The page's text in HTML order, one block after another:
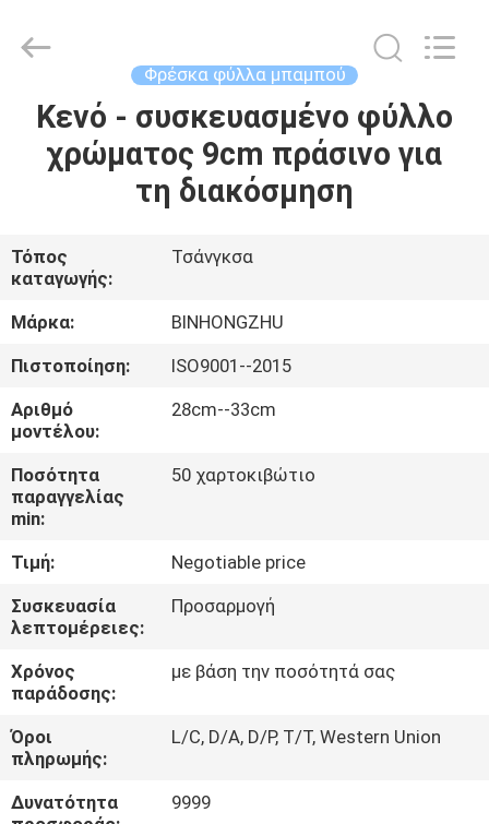
ΣΠΊΤΙ
ΠΡΟΪΌΝΤΑ
ΠΕΡΊΠΟΥ
ΕΜΕΊΣ
ΓΎΡΟΣ
ΕΡΓΟΣΤΑΣΊΩΝ
ΠΟΙΟΤΙΚΌΣ
ΈΛΕΓΧΟΣ
ΜΑΣ
ΕΛΆΤΕ
ΕΠΑΦΉ
ΜΕ
ΕΙΔΉΣΕΙΣ
and
Export
Reserved.
Φρέσκα φύλλα μπαμπού
Κενό - συσκευασμένο φύλλο
χρώματος 9cm πράσινο για
τη διακόσμηση
Τόπος
καταγωγής:
Τσάνγκσα
Μάρκα:
BINHONGZHU
Πιστοποίηση:
ISO9001--2015
Αριθμό
μοντέλου:
28cm--33cm
Ποσότητα
παραγγελίας
min:
50 χαρτοκιβώτιο
Τιμή:
Negotiable price
Συσκευασία
λεπτομέρειες:
Προσαρμογή
Χρόνος
παράδοσης:
με βάση την ποσότητά σας
Όροι
πληρωμής:
L/C, D/A, D/P, T/T, Western Union
Δυνατότητα
9999